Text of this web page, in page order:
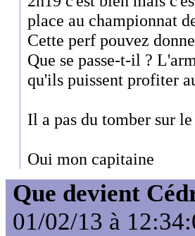
place au championnat
Cette perf pouvez
Que se passe-t-il ?
qu'ils puissent profiter
Il a pas du tomber sur
Oui mon capitaine
Que devient
01/02/13 à